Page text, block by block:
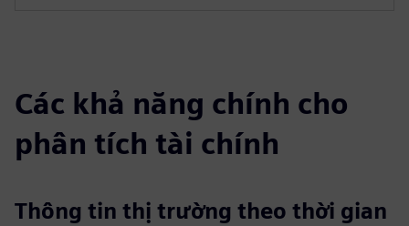
Các khả năng chính cho
phân tích tài chính
Thông tin thị trường theo thời gian